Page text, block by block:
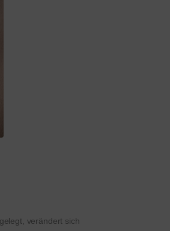
verändert sich